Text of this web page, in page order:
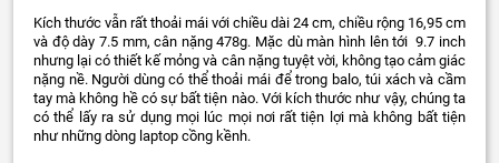
Kích thước vẫn rất thoải mái với chiều dài 24 cm, chiều rộng 16,95 cm
và độ dày 7.5 mm, cân nặng 478g. Mặc dù màn hình lên tới 9.7 inch
nhưng lại có thiết kế mỏng và cân nặng tuyệt vời, không tạo cảm giác
nặng nề. Người dùng có thể thoải mái để trong balo, túi xách và cầm
tay mà không hề có sự bất tiện nào. Với kích thước như vậy, chúng ta
có thể lấy ra sử dụng mọi lúc mọi nơi rất tiện lợi mà không bất tiện
như những dòng laptop cồng kềnh.